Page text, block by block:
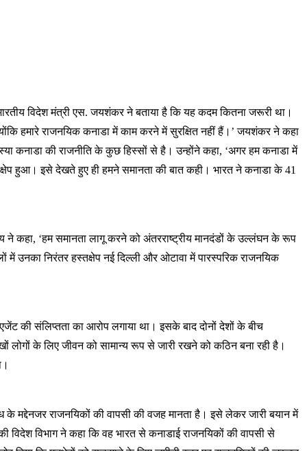
विदेश मंत्री एस. जयशंकर ने बताया है कि यह कदम कितना जरूरी था।
हमारे राजनयिक कनाडा में काम करने में सुरक्षित नहीं हैं।’ जयशंकर ने कहा
कनाडा की राजनीति के कुछ हिस्सों से है। उन्होंने कहा, ‘अगर हम कनाडा में
हुआ। इसे देखते हुए ही हमने समानता की बात कही। भारत ने कनाडा के 41
ने कहा, ‘हम समानता लागू करने को अंतरराष्ट्रीय मानदंडों के उल्लंघन के रूप
उनका निरंतर हस्तक्षेप नई दिल्ली और ओटावा में पारस्परिक राजनयिक
की संलिप्तता का आरोप लगाया था। इसके बाद दोनों देशों के बीच
के लिए जीवन को सामान्य रूप से जारी रखने को कठिन बना रही है।
मद्देनजर राजनयिकों की वापसी की वजह मानता है। इसे लेकर जारी बयान में
विभाग ने कहा कि वह भारत से कनाडाई राजनयिकों की वापसी से